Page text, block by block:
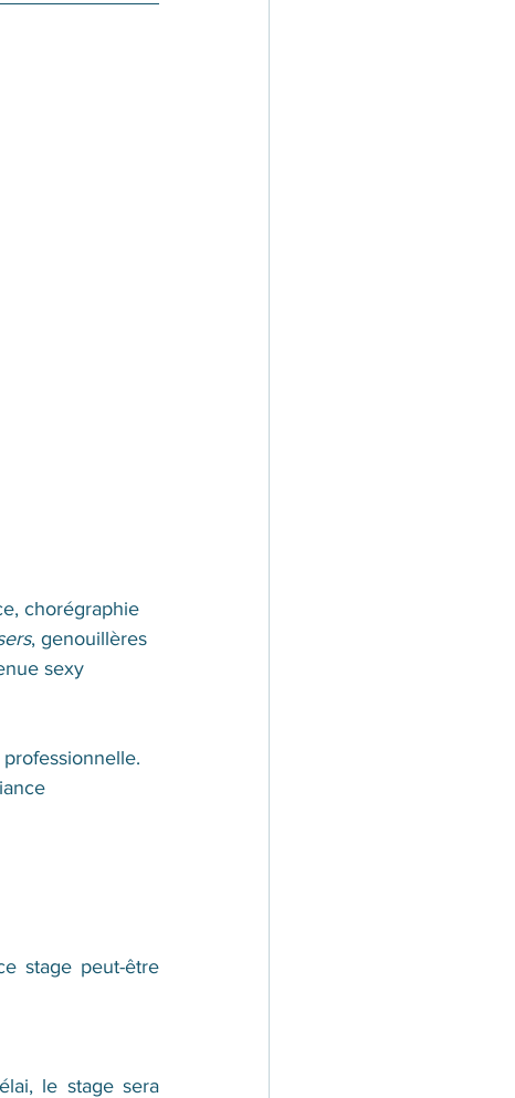
chorégraphie
, genouillères
sexy
stage peut-être
le stage sera